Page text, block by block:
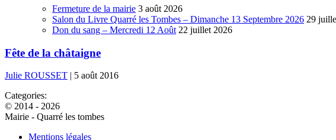
Fermeture de la mairie 3 août 2026
Salon du Livre Quarré les Tombes – Dimanche 13 Septembre 2026 29
Don du sang – Mercredi 12 Août 22 juillet 2026
Fête de la châtaigne
Julie ROUSSET | 5 août 2016
Categories:
© 2014 - 2026
Mairie - Quarré les tombes
Mentions légales